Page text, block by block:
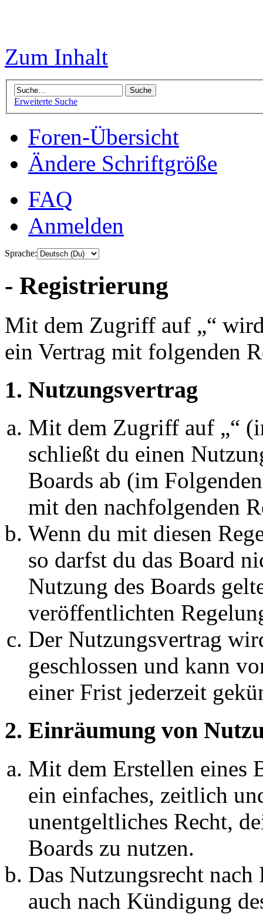
Zum Inhalt
Erweiterte Suche
Foren-Übersicht
Ändere Schriftgröße
FAQ
Anmelden
Sprache:
- Registrierung
Mit dem Zugriff auf „“
ein Vertrag mit folgenden
1. Nutzungsvertrag
Mit dem Zugriff auf „“
schließt du einen
Boards ab (im
mit den nachfolgenden
Wenn du mit diesen
so darfst du das Board
Nutzung des Boards
veröffentlichten
Der Nutzungsvertrag
geschlossen und kann
einer Frist jederzeit
2. Einräumung von
Mit dem Erstellen eines
ein einfaches, zeitlich
unentgeltliches Recht,
Boards zu nutzen.
Das Nutzungsrecht
auch nach Kündigung